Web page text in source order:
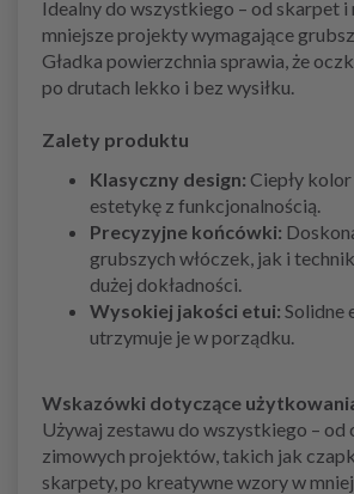
Idealny do wszystkiego – od skarpet
mniejsze projekty wymagające
Gładka powierzchnia sprawia, że
po drutach lekko i bez wysiłku.
Zalety produktu
Klasyczny design: Ciepły
estetykę z funkcjonalnością.
Precyzyjne końcówki:
grubszych włóczek, jak i
dużej dokładności.
Wysokiej jakości etui: Solidne
utrzymuje je w porządku.
Wskazówki dotyczące
Używaj zestawu do wszystkiego – od
zimowych projektów, takich jak
skarpety, po kreatywne wzory w